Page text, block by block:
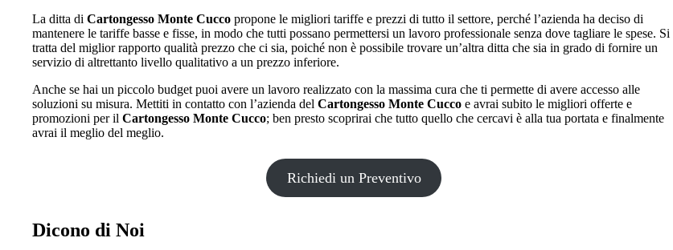
La ditta di Cartongesso Monte Cucco propone le migliori tariffe e prezzi di tutto il settore, perché l’azienda ha deciso di
mantenere le tariffe basse e fisse, in modo che tutti possano permettersi un lavoro professionale senza dove tagliare le spese. Si
tratta del miglior rapporto qualità prezzo che ci sia, poiché non è possibile trovare un’altra ditta che sia in grado di fornire un
servizio di altrettanto livello qualitativo a un prezzo inferiore.
Anche se hai un piccolo budget puoi avere un lavoro realizzato con la massima cura che ti permette di avere accesso alle
soluzioni su misura. Mettiti in contatto con l’azienda del Cartongesso Monte Cucco e avrai subito le migliori offerte e
promozioni per il Cartongesso Monte Cucco; ben presto scoprirai che tutto quello che cercavi è alla tua portata e finalmente
avrai il meglio del meglio.
Richiedi un Preventivo
Dicono di Noi